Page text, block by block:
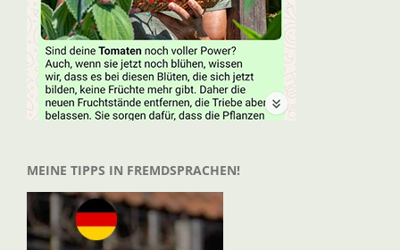
MEINE TIPPS IN FREMDSPRACHEN!